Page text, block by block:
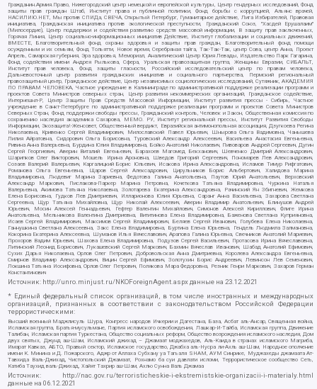
Гражданин.Армия.Право, Нижегородский центр немецкой и европейской культуры, Центр гендерных исследований, Фонд
защиты прав граждан Штаб, Институт права и публичной политики, Фонд борьбы с коррупцией, Альянс врачей,
НАСИЛИЮ.НЕТ, Мы против СПИДа, СВЕЧА, Открытый Петербург, Гуманитарное действие, Лига Избирателей, Правовая
инициатива, Гражданская инициатива против экологической преступности, Гражданский Союз, "Хасдей Ерушалаим"
(Милосердие), Центр поддержки и содействия развитию средств массовой информации, В защиту прав заключенных,
Горячая Линия, Центр социально-информационных инициатив Действие, Институт глобализации и социальных движений,
ВМЕСТЕ, Благотворительный фонд охраны здоровья и защиты прав граждан, Благотворительный фонд помощи
осужденным и их семьям, Фонд Тольятти, Новое время, Серебряная тайга, Так-Так-Так, центр Сова, центр Анна, Проект
Апрель, Самарская губерния, Эра здоровья, Мемориал, Аналитический Центр Юрия Левады, Издательство Парк Гагарина,
Фонд содействия имени Андрея Рылькова, Сфера, Уральская правозащитная группа, Женщины Евразии, СИБАЛЬТ,
Институт прав человека, Фонд защиты гласности, Российский исследовательский центр по правам человека,
Дальневосточный центр развития гражданских инициатив и социального партнерства, Пермский региональный
правозащитный центр, Гражданское действие, Центр независимых социологических исследований, Сутяжник, АКАДЕМИЯ
ПО ПРАВАМ ЧЕЛОВЕКА, Частное учреждение в Калининграде по административной поддержке реализации программ и
проектов Совета Министров северных стран, Центр развития некоммерческих организаций, Гражданское содействие,
Интернешнл-Р, Центр Защиты Прав Средств Массовой Информации, Институт развития прессы - Сибирь, Частное
учреждение в Санкт-Петербурге по административной поддержке реализации программ и проектов Совета Министров
Северных Стран, Фонд поддержки свободы прессы, Гражданский контроль, Человек и Закон, Общественная комиссия по
сохранению наследия академика Сахарова, МЕМО. РУ, Институт региональной прессы, Институт Развития Свободы
Информации, Экозащита!-Женсовет, Общественный вердикт, Евразийская антимонопольная ассоциация, Дзугкоева Регина
Николаевна, Кривенко Сергей Владимирович, Милославский Павел Юрьевич, Шнырова Ольга Вадимовна, Чанышева
Лилия Айратовна, Сидорович Ольга Борисовна, Туровский Александр Алексеевич, Васильева Анастасия Евгеньевна,
Ривина Анна Валерьевна, Бурдина Юлия Владимировна, Бойко Анатолий Николаевич, Пивоваров Андрей Сергеевич, Дугин
Сергей Георгиевич, Аверин Виталий Евгеньевич, Барахоев Магомед Бекханович, Шевченко Дмитрий Александрович,
Шарипков Олег Викторович, Мошель Ирина Ароновна, Шведов Григорий Сергеевич, Пономарев Лев Александрович,
Созаев Валерий Валерьевич, Каргалицкий Борис Юльевич, Исакова Ирина Александровна, Исламов Тимур Рифгатович,
Романова Ольга Евгеньевна, Щаров Сергей Алексадрович, Цирульников Борис Альбертович, Халидова Марина
Владимировна, Людевиг Марина Зариевна, Федотова Галина Анатольевна, Паутов Юрий Анатольевич, Верховский
Александр Маркович, Пислакова-Паркер Марина Петровна, Кочеткова Татьяна Владимировна, Чуркина Наталья
Валерьевна, Акимова Татьяна Николаевна, Золотарева Екатерина Александровна, Рачинский Ян Збигневич, Жемкова
Елена Борисовна, Гудков Лев Дмитриевич, Илларионова Юлия Юрьевна, Саранг Анна Васильевна, Захарова Светлана
Сергеевна, Щур Татьяна Михайловна, Щур Николай Алексеевич, Аверин Владимир Анатольевич, Блинушов Андрей
Юрьевич, Мосин Алексей Геннадьевич, Гефтер Валентин Михайлович, Симонов Алексей Кириллович, Флиге Ирина
Анатольевна, Мельникова Валентина Дмитриевна, Вититинова Елена Владимировна, Баженова Светлана Куприяновна,
Исаев Сергей Владимирович, Максимов Сергей Владимирович, Беляев Сергей Иванович, Голубева Елена Николаевна,
Ганнушкина Светлана Алексеевна, Закс Елена Владимировна, Буртина Елена Юрьевна, Гендель Людмила Залмановна,
Кокорина Екатерина Алексеевна, Шуманов Илья Вячеславович, Арапова Галина Юрьевна, Свечников Анатолий Мариевич,
Прохоров Вадим Юрьевич, Шахова Елена Владимировна, Подузов Сергей Васильевич, Протасова Ирина Вячеславовна,
Литинский Леонид Борисович, Лукашевский Сергей Маркович, Бахмин Вячеслав Иванович, Шабад Анатолий Ефимович,
Сухих Дарья Николаевна, Орлов Олег Петрович, Добровольская Анна Дмитриевна, Королева Александра Евгеньевна,
Смирнов Владимир Александрович, Вицин Сергей Ефимович, Золотухин Борис Андреевич, Левинсон Лев Семенович,
Локшина Татьяна Иосифовна, Орлов Олег Петрович, Полякова Мара Федоровна, Резник Генри Маркович, Захаров Герман
Константинович
Источник: http://unro.minjust.ru/NKOForeignAgent.aspxданные на 23.12.2021
* Единый федеральный список организаций, в том числе иностранных и международных
организаций, признанных в соответствии с законодательством Российской Федерации
террористическими:
Высший военный Маджлисуль Шура, Конгресс народов Ичкерии и Дагестана, База, Асбат аль-Ансар, Священная война,
Исламская группа, Братья-мусульмане, Партия исламского освобождения, Лашкар-И-Тайба, Исламская группа, Движение
Талибан, Исламская партия Туркестана, Общество социальных реформ, Общество возрождения исламского наследия, Дом
двух святых, Джунд аш-Шам, Исламский джихад – Джамаат моджахедов, Аль-Каида в странах исламского Магриба,
Имарат Кавказ, АБТО, Правый сектор, Исламское государство, Джабха аль-Нусра ли-Ахль аш-Шам, Народное ополчение
имени К. Минина и Д. Пожарского, Аджр от Аллаха Субхану уа Тагьаля SHAM, АУМ Синрике, Муджахеды джамаата Ат-
Тавхида Валь-Джихад, Чистопольский Джамаат, Рохнамо ба суи давлати исломи, Террористическое сообщество Сеть,
Катиба Таухид валь-Джихад, Хайят Тахрир аш-Шам, Ахлю Сунна Валь Джамаа
Источник: http://nac.gov.ru/terroristicheskie-i-ekstremistskie-organizacii-i-materialy.html
данные на 06.12.2021